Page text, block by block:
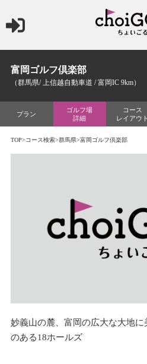
富岡ゴルフ倶楽部
（群馬県/ 上信越自動車道 / 富岡IC 9km）
プラン
ゴルフ場
詳細
コース
レイアウト
TOP>コース検索>群馬県>富岡ゴルフ倶楽部
妙義山の麓、富岡の広大な大地
のある18ホールズ